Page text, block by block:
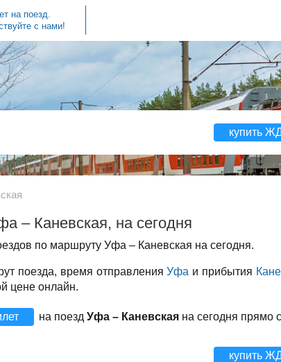
на поезд.
с нами!
купить
– Каневская, на сегодня
по маршруту Уфа – Каневская на сегодня.
поезда, время отправленияУфа и прибытия
цене онлайн.
на поезд Уфа – Каневская на сегодня прямо
купить